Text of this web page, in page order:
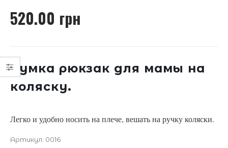
out
of
5
520.00 грн
Сумка рюкзак для мамы на
коляску.
Легко и удобно носить на плече, вешать на ручку коляски.
Артикул: 0016